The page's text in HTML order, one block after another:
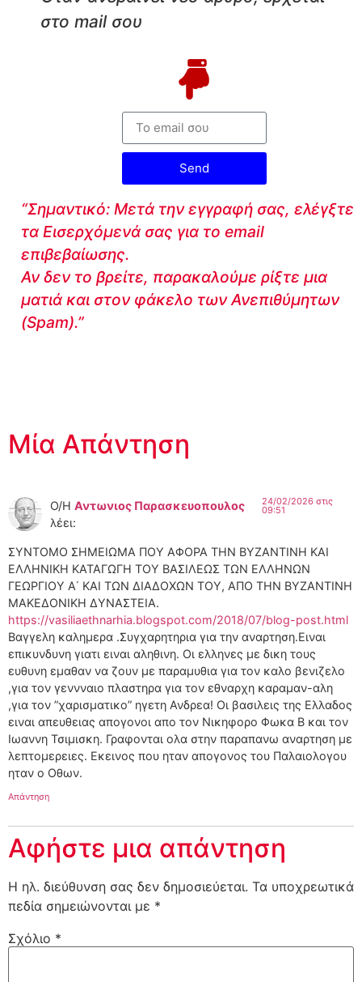
στο mail σου
Send
“Σημαντικό: Μετά την εγγραφή σας, ελέγξτε
τα Εισερχόμενά σας για το email
επιβεβαίωσης.
Αν δεν το βρείτε, παρακαλούμε ρίξτε μια
ματιά και στον φάκελο των Ανεπιθύμητων
(Spam).”
Μία Απάντηση
Ο/Η Αντωνιος Παρασκευοπουλος
λέει:
24/02/2026 στις
09:51
ΣΥΝΤΟΜΟ ΣΗΜΕΙΩΜΑ ΠΟΥ ΑΦΟΡΑ ΤΗΝ ΒΥΖΑΝΤΙΝΗ ΚΑΙ
ΕΛΛΗΝΙΚΗ ΚΑΤΑΓΩΓΗ ΤΟΥ ΒΑΣΙΛΕΩΣ ΤΩΝ ΕΛΛΗΝΩΝ
ΓΕΩΡΓΙΟΥ Α΄ ΚΑΙ ΤΩΝ ΔΙΑΔΟΧΩΝ ΤΟΥ, ΑΠΟ ΤΗΝ ΒΥΖΑΝΤΙΝΗ
ΜΑΚΕΔΟΝΙΚΗ ΔΥΝΑΣΤΕΙΑ.
https://vasiliaethnarhia.blogspot.com/2018/07/blog-post.html
Βαγγελη καλημερα .Συγχαρητηρια για την αναρτηση.Ειναι
επικυνδυνη γιατι ειναι αληθινη. Οι ελληνες με δικη τους
ευθυνη εμαθαν να ζουν με παραμυθια για τον καλο βενιζελο
,για τον γεννναιο πλαστηρα για τον εθναρχη καραμαν-αλη
,για τον ”χαρισματικο” ηγετη Ανδρεα! Οι βασιλεις της Ελλαδος
ειναι απευθειας απογονοι απο τον Νικηφορο Φωκα Β και τον
Ιωαννη Τσιμισκη. Γραφονται ολα στην παραπανω αναρτηση με
λεπτομερειες. Εκεινος που ηταν απογονος του Παλαιολογου
ηταν ο Οθων.
Απάντηση
Αφήστε μια απάντηση
Η ηλ. διεύθυνση σας δεν δημοσιεύεται. Τα υποχρεωτικά
πεδία σημειώνονται με *
Σχόλιο *